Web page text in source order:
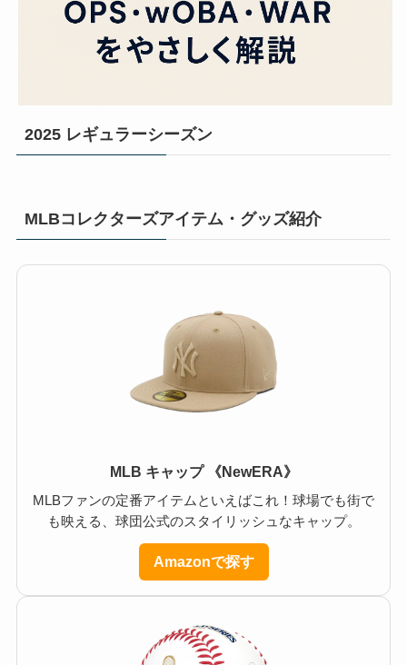
2025 レギュラーシーズン
MLBコレクターズアイテム・グッズ紹介
MLB キャップ 《NewERA》
MLBファンの定番アイテムといえばこれ！球場でも街で
も映える、球団公式のスタイリッシュなキャップ。
Amazonで探す